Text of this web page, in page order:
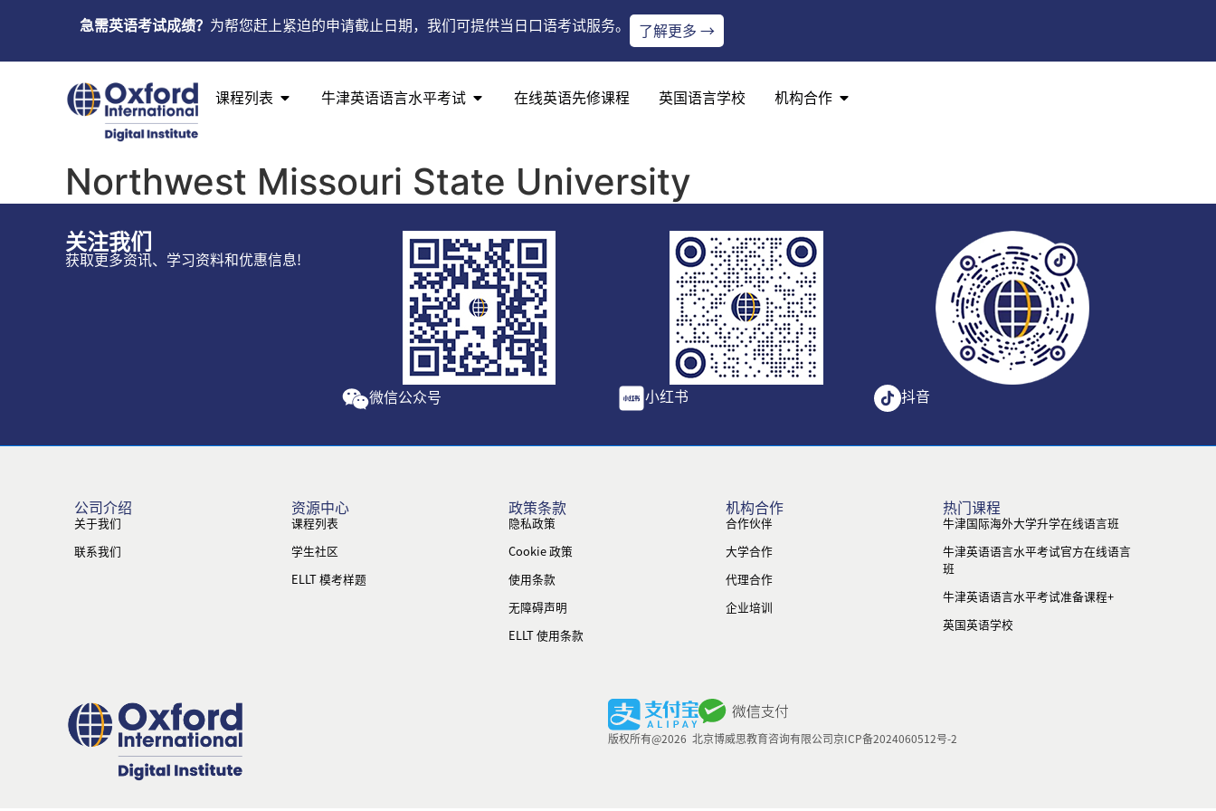
急需英语考试成绩？ 为帮您赶上紧迫的申请截止日期，我们可提供当日口语考试服务。 了解更多 →
课程列表 牛津英语语言水平考试 在线英语先修课程 英国语言学校 机构合作
Northwest Missouri State University
关注我们
获取更多资讯、学习资料和优惠信息!
微信公众号 小红书 抖音
公司介绍
关于我们
联系我们
资源中心
课程列表
学生社区
ELLT 模考样题
政策条款
隐私政策
Cookie 政策
使用条款
无障碍声明
ELLT 使用条款
机构合作
合作伙伴
大学合作
代理合作
企业培训
热门课程
牛津国际海外大学升学在线语言班
牛津英语语言水平考试官方在线语言
班
牛津英语语言水平考试准备课程+
英国英语学校
版权所有@2026 北京博威思教育咨询有限公司京ICP备2024060512号-2